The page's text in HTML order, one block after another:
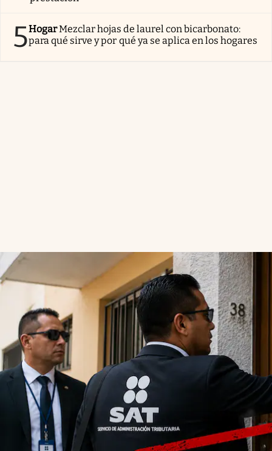
5HogarMezclar hojas de laurel con bicarbonato:
para qué sirve y por qué ya se aplica en los hogares